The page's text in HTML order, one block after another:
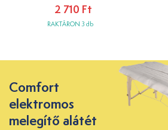
2 710 Ft
RAKTÁRON 3 db
Comfort
elektromos
melegítő alátét